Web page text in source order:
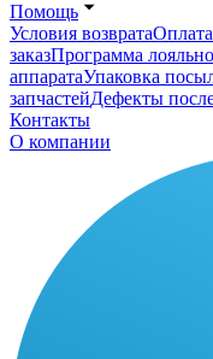
Помощь
Условия возвратаОплата
заказПрограмма
аппаратаУпаковка
запчастейДефекты
Контакты
О компании